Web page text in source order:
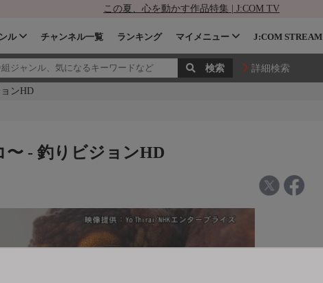
この夏、心を動かす作品特集 | J:COM TV
ル チャンネル一覧 ランキング マイメニュー J:COM STREAM
詳細検索
ンHD
〜 - 釣りビジョンHD